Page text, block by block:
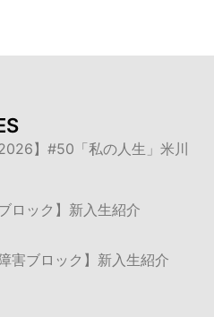
2026】#50「私の人生」米川
ロック】新入生紹介
害ブロック】新入生紹介